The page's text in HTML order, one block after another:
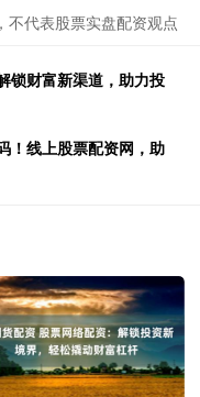
不代表股票实盘配资观点
锁财富新渠道，助力投
！线上股票配资网，助